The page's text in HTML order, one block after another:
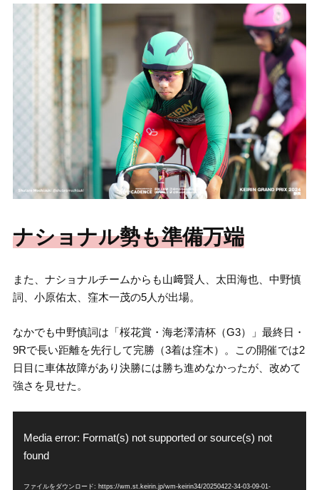
ナショナル勢も準備万端
また、ナショナルチームからも山﨑賢人、太田海也、中野慎
詞、小原佑太、窪木一茂の5人が出場。
なかでも中野慎詞は「桜花賞・海老澤清杯（G3）」最終日・
9Rで長い距離を先行して完勝（3着は窪木）。この開催では2
日目に車体故障があり決勝には勝ち進めなかったが、改めて
強さを見せた。
Media error: Format(s) not supported or source(s) not
found
ファイルをダウンロード: https://wm.st.keirin.jp/wm-keirin34/20250422-34-03-09-01-